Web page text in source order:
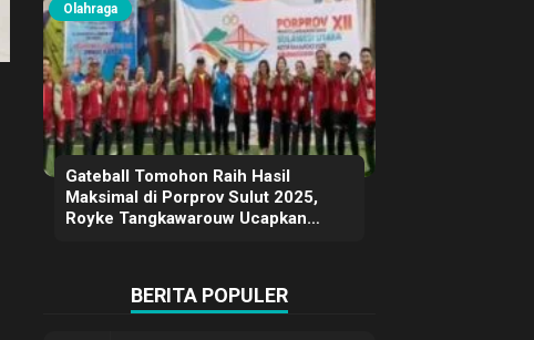
Olahraga
Gateball Tomohon Raih Hasil
Maksimal di Porprov Sulut 2025,
Royke Tangkawarouw Ucapkan
BERITA POPULER